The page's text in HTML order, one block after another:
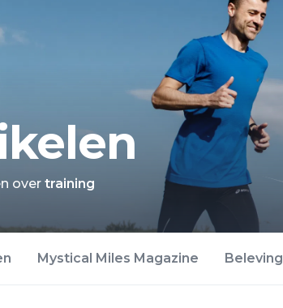
over training
Mystical Miles Magazine Beleving